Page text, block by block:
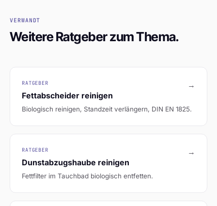
VERWANDT
Weitere Ratgeber zum Thema.
RATGEBER
Fettabscheider reinigen
Biologisch reinigen, Standzeit verlängern, DIN EN 1825.
→
RATGEBER
Dunstabzugshaube reinigen
Fettfilter im Tauchbad biologisch entfetten.
→